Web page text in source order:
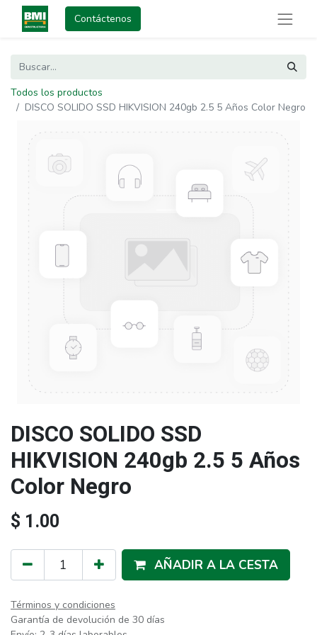
Contáctenos
Todos los productos
DISCO SOLIDO SSD HIKVISION 240gb 2.5 5 Años Color Negro
DISCO SOLIDO SSD
HIKVISION 240gb 2.5 5 Años
Color Negro
$ 1.00
AÑADIR A LA CESTA
Términos y condiciones
Garantía de devolución de 30 días